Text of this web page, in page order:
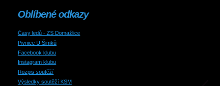
Oblíbené odkazy
Časy ledů - ZS Domažlice
Pivnice U Šimků
Facebook klubu
Instagram klubu
Rozpis soutěží
Výsledky soutěží KSM